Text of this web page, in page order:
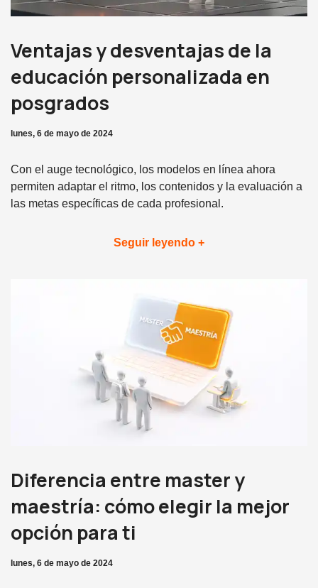
Ventajas y desventajas de la
educación personalizada en
posgrados
lunes, 6 de mayo de 2024
Con el auge tecnológico, los modelos en línea ahora
permiten adaptar el ritmo, los contenidos y la evaluación a
las metas específicas de cada profesional.
Seguir leyendo +
Diferencia entre master y
maestría: cómo elegir la mejor
opción para ti
lunes, 6 de mayo de 2024